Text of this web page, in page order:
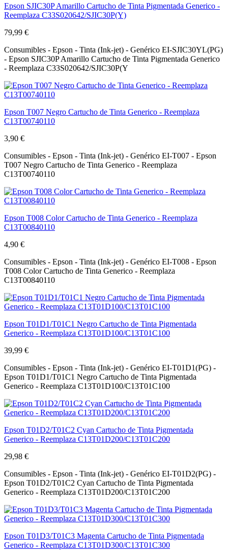
Epson SJIC30P Amarillo Cartucho de Tinta Pigmentada Generico -
Reemplaza C33S020642/SJIC30P(Y)
79,99 €
Consumibles - Epson - Tinta (Ink-jet) - Genérico EI-SJIC30YL(PG)
- Epson SJIC30P Amarillo Cartucho de Tinta Pigmentada Generico
- Reemplaza C33S020642/SJIC30P(Y
Epson T007 Negro Cartucho de Tinta Generico - Reemplaza
C13T00740110
3,90 €
Consumibles - Epson - Tinta (Ink-jet) - Genérico EI-T007 - Epson
T007 Negro Cartucho de Tinta Generico - Reemplaza
C13T00740110
Epson T008 Color Cartucho de Tinta Generico - Reemplaza
C13T00840110
4,90 €
Consumibles - Epson - Tinta (Ink-jet) - Genérico EI-T008 - Epson
T008 Color Cartucho de Tinta Generico - Reemplaza
C13T00840110
Epson T01D1/T01C1 Negro Cartucho de Tinta Pigmentada
Generico - Reemplaza C13T01D100/C13T01C100
39,99 €
Consumibles - Epson - Tinta (Ink-jet) - Genérico EI-T01D1(PG) -
Epson T01D1/T01C1 Negro Cartucho de Tinta Pigmentada
Generico - Reemplaza C13T01D100/C13T01C100
Epson T01D2/T01C2 Cyan Cartucho de Tinta Pigmentada
Generico - Reemplaza C13T01D200/C13T01C200
29,98 €
Consumibles - Epson - Tinta (Ink-jet) - Genérico EI-T01D2(PG) -
Epson T01D2/T01C2 Cyan Cartucho de Tinta Pigmentada
Generico - Reemplaza C13T01D200/C13T01C200
Epson T01D3/T01C3 Magenta Cartucho de Tinta Pigmentada
Generico - Reemplaza C13T01D300/C13T01C300